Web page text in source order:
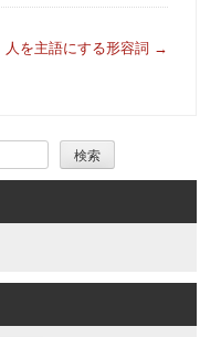
人を主語にする形容詞 →